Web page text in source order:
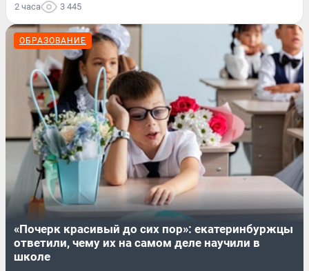
2 часа 3 445
ОБРАЗОВАНИЕ
«Почерк красивый до сих пор»: екатеринбуржцы
ответили, чему их на самом деле научили в
школе